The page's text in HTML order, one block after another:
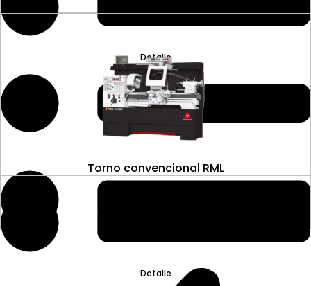
Detalle
Detalle
Torno convencional RML